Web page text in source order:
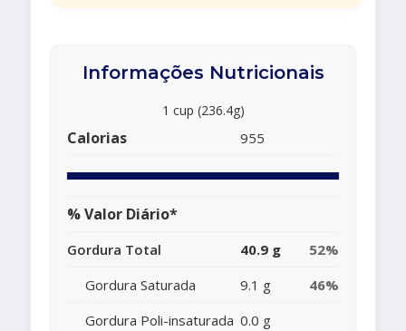
Informações Nutricionais
1 cup (236.4g)
Calorias 955
% Valor Diário*
Gordura Total 40.9 g
52%
Gordura Saturada
9.1 g
46%
Gordura Poli-insaturada 0.0 g